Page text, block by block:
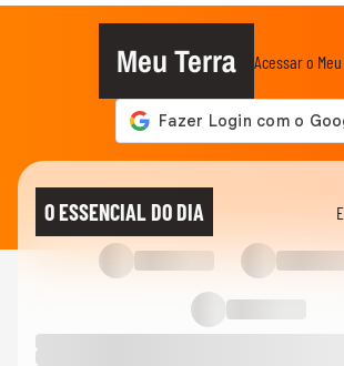
Meu Terra Acessar o
O ESSENCIAL DO DIA